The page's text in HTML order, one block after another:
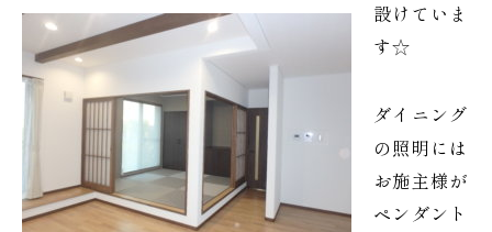
設けていま
す☆
ダイニング
の照明には
お施主様が
ペンダント